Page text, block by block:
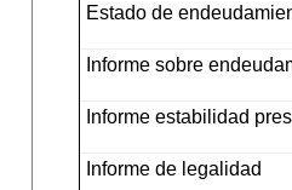
Estado de
Informe sobre
Informe estabilidad
Informe de legalidad